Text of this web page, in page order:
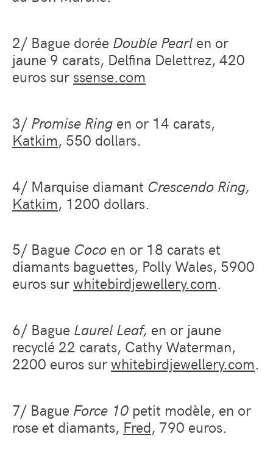
2/ Bague dorée Double Pearl en or
jaune 9 carats, Delfina Delettrez, 420
euros sur ssense.com
3/ Promise Ring en or 14 carats,
Katkim, 550 dollars.
4/ Marquise diamant Crescendo Ring,
Katkim, 1200 dollars.
5/ Bague Coco en or 18 carats et
diamants baguettes, Polly Wales, 5900
euros surwhitebirdjewellery.com.
6/ Bague Laurel Leaf, en or jaune
recyclé 22 carats, Cathy Waterman,
2200 euros surwhitebirdjewellery.com.
7/ Bague Force 10 petit modèle, en or
rose et diamants, Fred, 790 euros.